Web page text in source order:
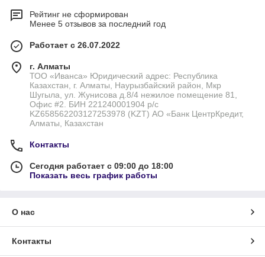
Рейтинг не сформирован
Менее 5 отзывов за последний год
Работает с 26.07.2022
г. Алматы
ТОО «Иванса» Юридический адрес: Республика
Казахстан, г. Алматы, Наурызбайский район, Мкр
Шугыла, ул. Жунисова д.8/4 нежилое помещение 81,
Офис #2. БИН 221240001904 р/с
KZ658562203127253978 (KZT) АО «Банк ЦентрКредит,
Алматы, Казахстан
Контакты
Сегодня работает с 09:00 до 18:00
Показать весь график работы
О нас
Контакты